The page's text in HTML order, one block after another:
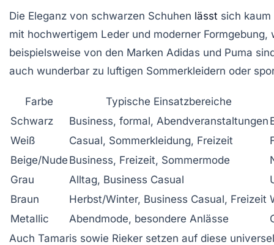
Die Eleganz von schwarzen Schuhen lässt sich
mit hochwertigem Leder und moderner
beispielsweise von den Marken Adidas und Puma
auch wunderbar zu luftigen Sommerkleidern oder
Farbe
Typische Einsatzbereiche
Schwarz
Business, formal, Abendveranstaltungen
Weiß
Casual, Sommerkleidung, Freizeit
Beige/Nude Business, Freizeit, Sommermode
Grau
Alltag, Business Casual
Braun
Herbst/Winter, Business Casual, Freizeit
Metallic
Abendmode, besondere Anlässe
Auch Tamaris sowie Rieker setzen auf diese